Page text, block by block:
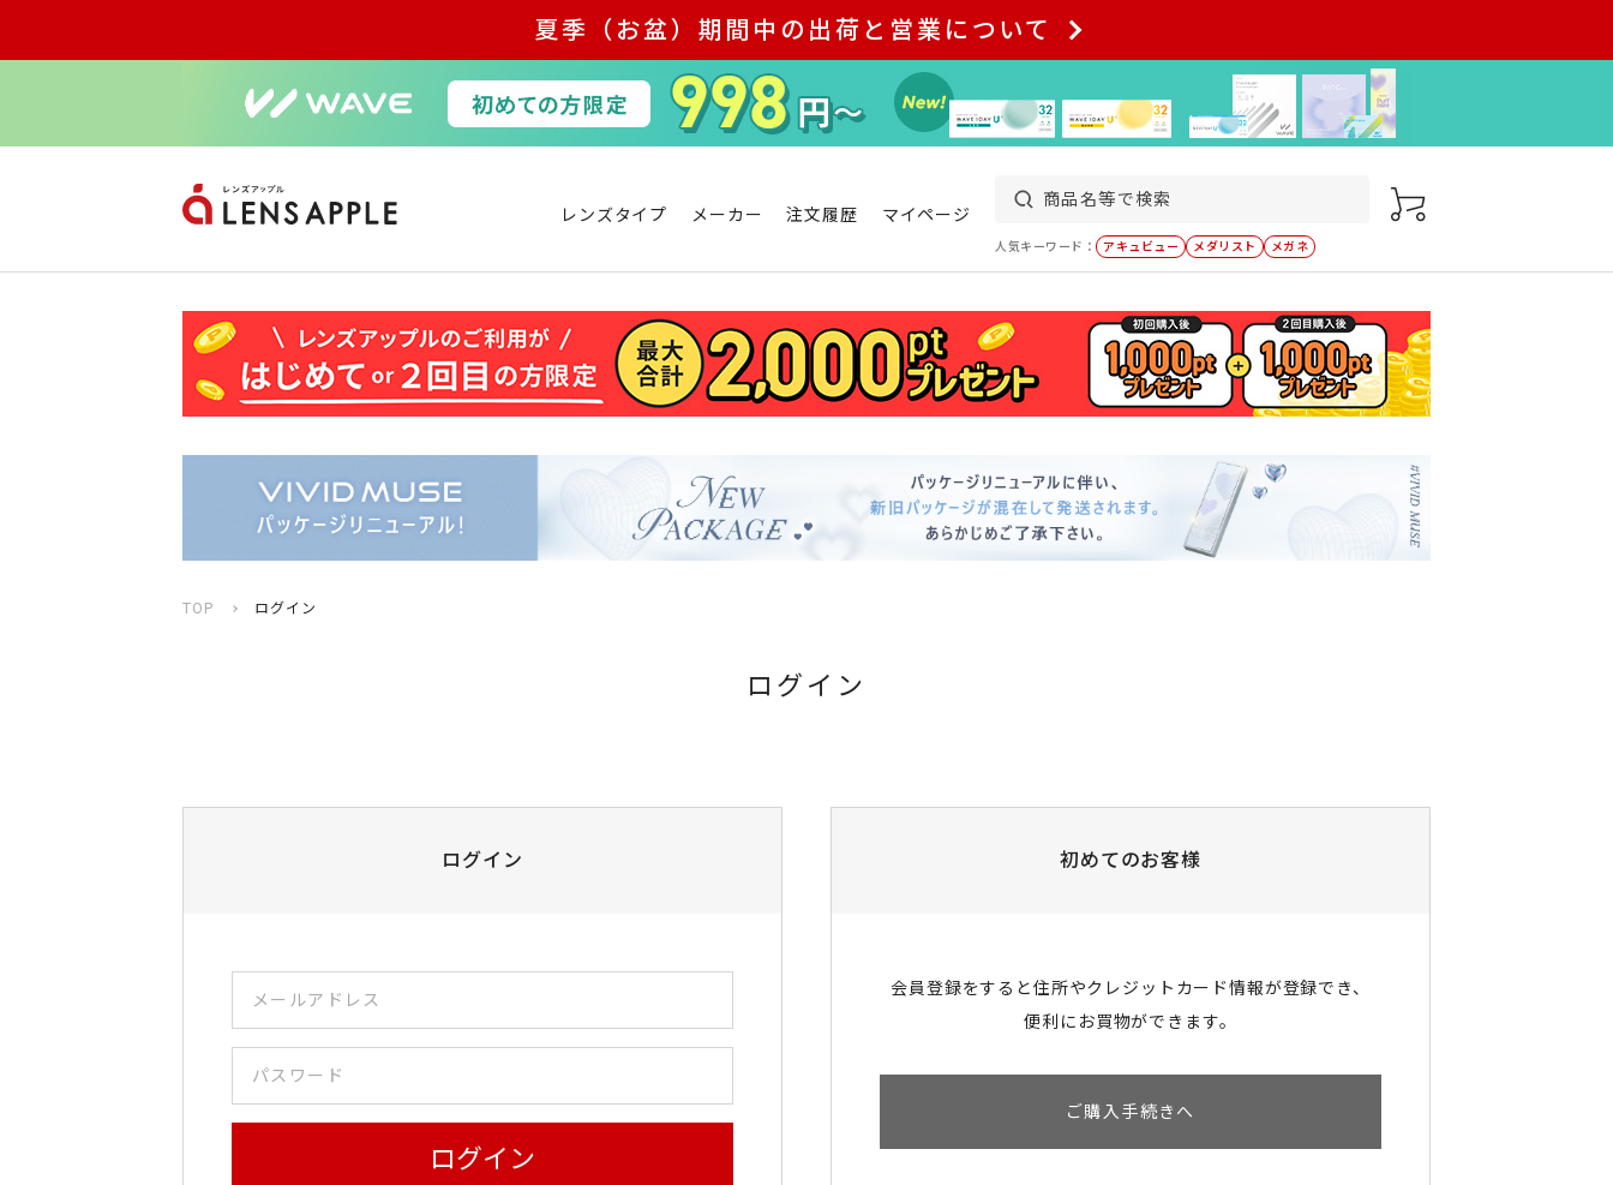
夏季（お盆）期間中の出荷と営業について
レンズタイプ メーカー 注文履歴 マイページ
人気キーワード： アキュビュー メダリスト メガネ
TOP ログイン
ログイン
ログイン
ログイン
初めてのお客様
会員登録をすると住所やクレジットカード情報が登録でき、
便利にお買物ができます。
ご購入手続きへ